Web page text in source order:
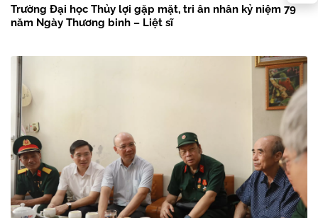
Trường Đại học Thủy lợi gặp mặt, tri ân nhân kỷ niệm 79
năm Ngày Thương binh – Liệt sĩ